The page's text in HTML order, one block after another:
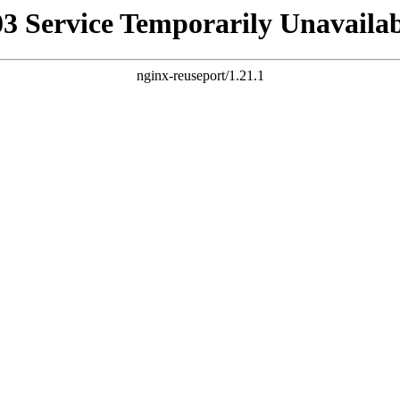
Service Temporarily
nginx-reuseport/1.21.1